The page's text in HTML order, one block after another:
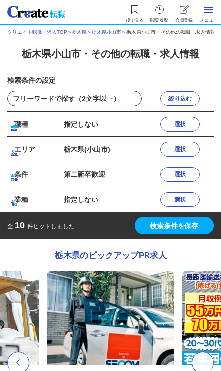
後で見る 閲覧履歴 会員登録 メニュー
クリエイト転職・求人TOP ＞栃木県＞栃木県小山市＞栃木県小山市・その他の転職・求人情報
栃木県小山市・その他の転職・求人情報
検索条件の設定
絞り込む
職種 指定しない 選択
エリア 栃木県(小山市) 選択
条件 第二新卒歓迎 選択
業種 指定しない 選択
全 10 件ヒットしました 検索条件を保存
栃木県のピックアップPR求人